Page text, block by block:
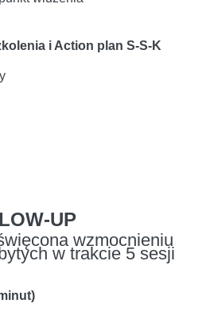
i Action plan S-S-K
UP
wzmocnieniu
w trakcie 5 sesji